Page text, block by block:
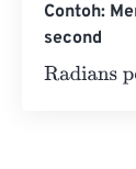
Contoh:
second
Radians